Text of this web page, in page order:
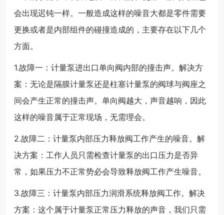
会出现迟钝一样。一般造成这样的噪音大都是零件需要
更换或者是内部组件的碰撞造成的，主要存在以下几个
方面。
1.故障一：计量泵进出口单向阀内部的撞击声。解决方
案：无论是隔膜计量泵还是柱塞计量泵的阀球与阀座之
间会产生正常的撞击声。单向阀越大，声音越响，因此
这样的噪音属于正常现场，无需理会。
2.故障二：计量泵内部压力释放阀工作产生的噪音。解
决方案：工作人员只需检查计量泵的出口压力是否异
常，如果压力不正常势必会导致释放阀工作产生噪音。
3.故障三：计量泵内部压力润滑系统释放阀工作。解决
方案：这个属于计量泵正常压力释放的声音，我们只需